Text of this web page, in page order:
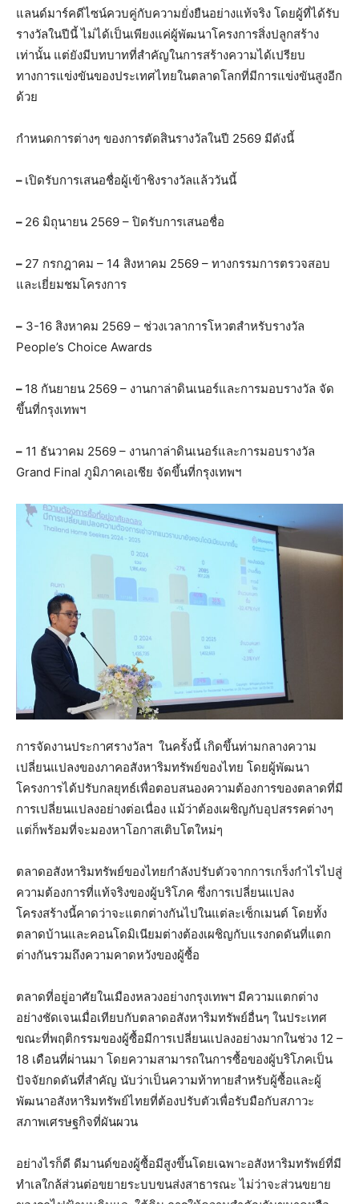
แลนด์มาร์คดีไซน์ควบคู่กับความยั่งยืนอย่างแท้จริง โดยผู้ที่ได้รับ
รางวัลในปีนี้ ไม่ได้เป็นเพียงแค่ผู้พัฒนาโครงการสิ่งปลูกสร้าง
เท่านั้น แต่ยังมีบทบาทที่สำคัญในการสร้างความได้เปรียบ
ทางการแข่งขันของประเทศไทยในตลาดโลกที่มีการแข่งขันสูงอีก
ด้วย
กำหนดการต่างๆ ของการตัดสินรางวัลในปี 2569 มีดังนี้
– เปิดรับการเสนอชื่อผู้เข้าชิงรางวัลแล้ววันนี้
– 26 มิถุนายน 2569 – ปิดรับการเสนอชื่อ
– 27 กรกฎาคม – 14 สิงหาคม 2569 – ทางกรรมการตรวจสอบ
และเยี่ยมชมโครงการ
– 3-16 สิงหาคม 2569 – ช่วงเวลาการโหวตสำหรับรางวัล
People’s Choice Awards
– 18 กันยายน 2569 – งานกาล่าดินเนอร์และการมอบรางวัล จัด
ขึ้นที่กรุงเทพฯ
– 11 ธันวาคม 2569 – งานกาล่าดินเนอร์และการมอบรางวัล
Grand Final ภูมิภาคเอเชีย จัดขึ้นที่กรุงเทพฯ
การจัดงานประกาศรางวัลฯ ในครั้งนี้ เกิดขึ้นท่ามกลางความ
เปลี่ยนแปลงของภาคอสังหาริมทรัพย์ของไทย โดยผู้พัฒนา
โครงการได้ปรับกลยุทธ์เพื่อตอบสนองความต้องการของตลาดที่มี
การเปลี่ยนแปลงอย่างต่อเนื่อง แม้ว่าต้องเผชิญกับอุปสรรคต่างๆ
แต่ก็พร้อมที่จะมองหาโอกาสเติบโตใหม่ๆ
ตลาดอสังหาริมทรัพย์ของไทยกำลังปรับตัวจากการเกร็งกำไรไปสู่
ความต้องการที่แท้จริงของผู้บริโภค ซึ่งการเปลี่ยนแปลง
โครงสร้างนี้คาดว่าจะแตกต่างกันไปในแต่ละเซ็กเมนต์ โดยทั้ง
ตลาดบ้านและคอนโดมิเนียมต่างต้องเผชิญกับแรงกดดันที่แตก
ต่างกันรวมถึงความคาดหวังของผู้ซื้อ
ตลาดที่อยู่อาศัยในเมืองหลวงอย่างกรุงเทพฯ มีความแตกต่าง
อย่างชัดเจนเมื่อเทียบกับตลาดอสังหาริมทรัพย์อื่นๆ ในประเทศ
ขณะที่พฤติกรรมของผู้ซื้อมีการเปลี่ยนแปลงอย่างมากในช่วง 12 –
18 เดือนที่ผ่านมา โดยความสามารถในการซื้อของผู้บริโภคเป็น
ปัจจัยกดดันที่สำคัญ นับว่าเป็นความท้าทายสำหรับผู้ซื้อและผู้
พัฒนาอสังหาริมทรัพย์ไทยที่ต้องปรับตัวเพื่อรับมือกับสภาวะ
สภาพเศรษฐกิจที่ผันผวน
อย่างไรก็ดี ดีมานด์ของผู้ซื้อมีสูงขึ้นโดยเฉพาะอสังหาริมทรัพย์ที่มี
ทำเลใกล้ส่วนต่อขยายระบบขนส่งสาธารณะ ไม่ว่าจะส่วนขยาย